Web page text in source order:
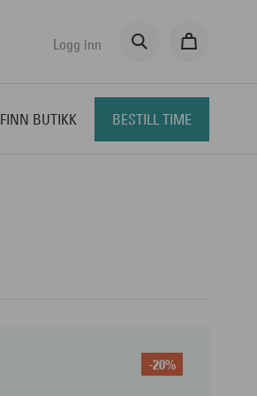
Logg inn
FINN BUTIKK BESTILL TIME
-20%